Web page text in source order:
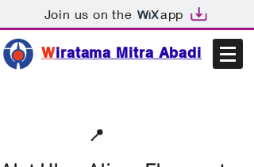
Join us on the app
Wiratama Mitra Abadi
📍